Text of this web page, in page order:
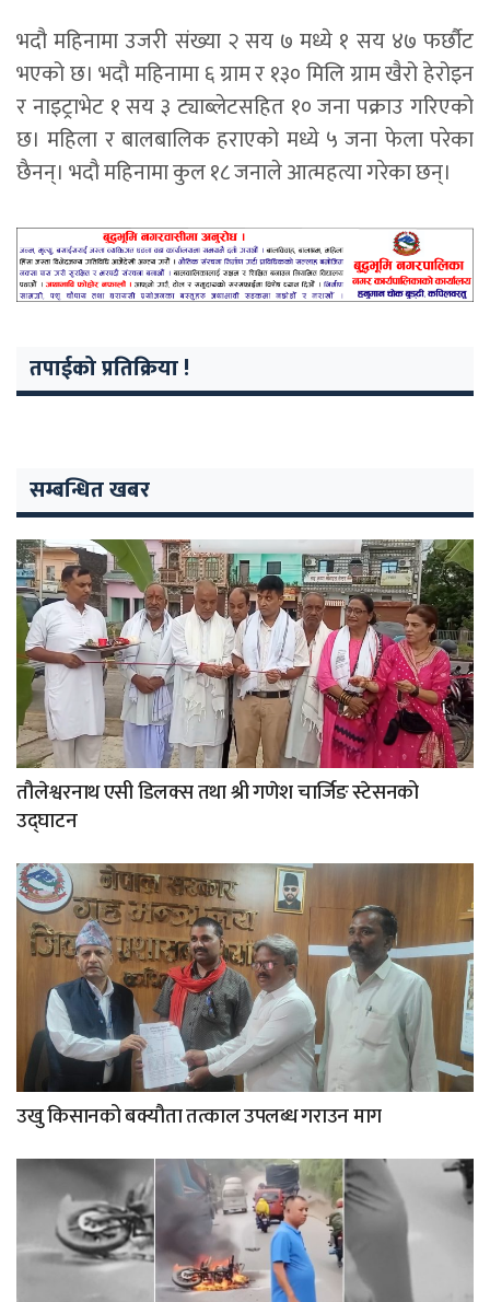
भदौ महिनामा उजरी संख्या २ सय ७ मध्ये १ सय ४७ फर्छौट
भएको छ। भदौ महिनामा ६ ग्राम र १३० मिलि ग्राम खैरो हेरोइन
र नाइट्राभेट १ सय ३ ट्याब्लेटसहित १० जना पक्राउ गरिएको
छ। महिला र बालबालिक हराएको मध्ये ५ जना फेला परेका
छैनन्। भदौ महिनामा कुल १८ जनाले आत्महत्या गरेका छन्।
तपाईको प्रतिक्रिया !
सम्बन्धित खबर
तौलेश्वरनाथ एसी डिलक्स तथा श्री गणेश चार्जिङ स्टेसनको
उद्घाटन
उखु किसानको बक्यौता तत्काल उपलब्ध गराउन माग